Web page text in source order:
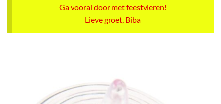
Ga vooral door met feestvieren!
Lieve groet, Biba